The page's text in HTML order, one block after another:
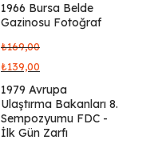
1966 Bursa Belde
Gazinosu Fotoğraf
₺169,00
₺139,00
1979 Avrupa
Ulaştırma Bakanları 8.
Sempozyumu FDC -
İlk Gün Zarfı